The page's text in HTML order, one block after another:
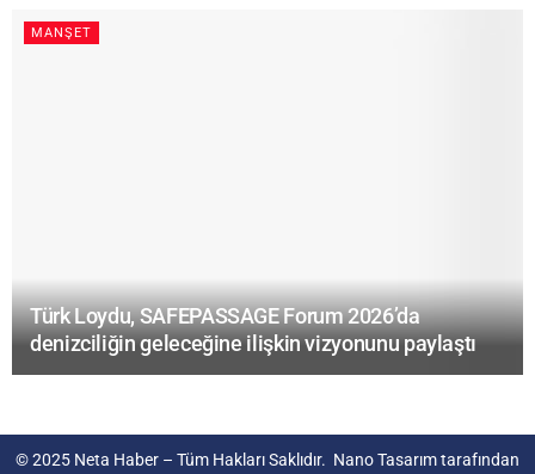
MANŞET
Türk Loydu, SAFEPASSAGE Forum 2026’da
denizciliğin geleceğine ilişkin vizyonunu paylaştı
© 2025 Neta Haber – Tüm Hakları Saklıdır. Nano Tasarımtarafından